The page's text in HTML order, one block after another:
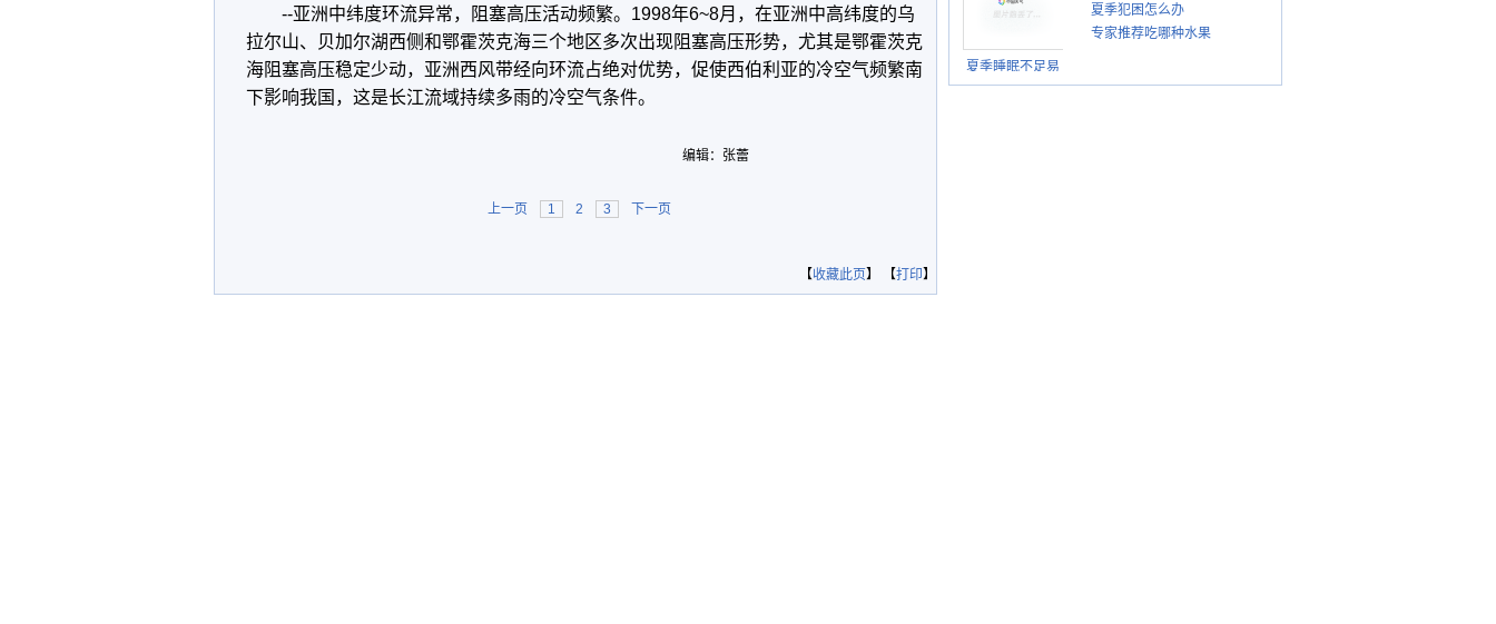
--亚洲中纬度环流异常，阻塞高压活动频繁。1998年6~8月，在亚洲中高纬度的乌
拉尔山、贝加尔湖西侧和鄂霍茨克海三个地区多次出现阻塞高压形势，尤其是鄂霍茨克
海阻塞高压稳定少动，亚洲西风带经向环流占绝对优势，促使西伯利亚的冷空气频繁南
下影响我国，这是长江流域持续多雨的冷空气条件。
编辑：张蕾
上一页 1 2 3 下一页
【收藏此页】 【打印】
夏季睡眠不足易
上火
夏季犯困怎么办
专家推荐吃哪种水果